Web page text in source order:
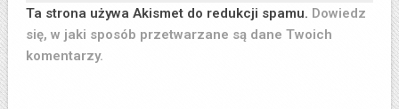
Ta strona używa Akismet do redukcji spamu. Dowiedz
się, w jaki sposób przetwarzane są dane Twoich
komentarzy.